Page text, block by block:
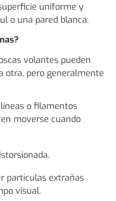
uniforme y
o una pared blanca.
volantes pueden
otra, pero generalmente
o filamentos
moverse cuando
partículas extrañas
visual.